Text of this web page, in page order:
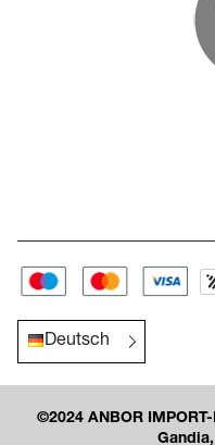
Deutsch
©2024 ANBOR